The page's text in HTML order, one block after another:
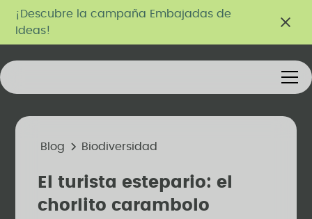
¡Descubre la campaña Embajadas de
Ideas!
Blog Biodiversidad
El turista estepario: el
chorlito carambolo